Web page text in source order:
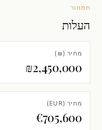
תמחור
העלות
מחיר (₪)
₪2,450,000
מחיר (EUR)
€705,600